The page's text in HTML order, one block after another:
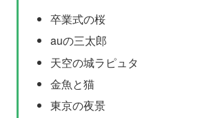
卒業式の桜
auの三太郎
天空の城ラピュタ
金魚と猫
東京の夜景